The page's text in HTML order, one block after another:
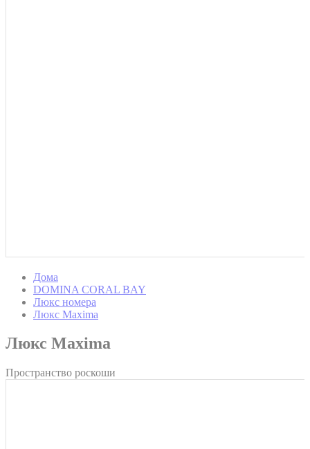
Дома
DOMINA CORAL BAY
Люкс номера
Люкс Maxima
Люкс Maxima
Пространство роскоши